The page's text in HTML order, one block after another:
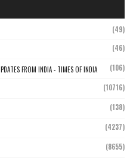
(49)
(46)
FROM INDIA - TIMES OF INDIA (106)
(10716)
(138)
(4237)
(8655)